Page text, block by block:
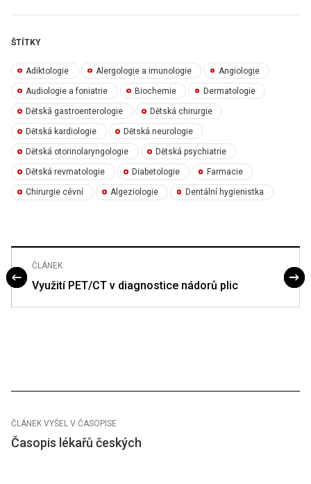
ŠTÍTKY
Adiktologie Alergologie a imunologie Angiologie
Audiologie a foniatrie Biochemie Dermatologie
Dětská gastroenterologie Dětská chirurgie
Dětská kardiologie Dětská neurologie
Dětská otorinolaryngologie Dětská psychiatrie
Dětská revmatologie Diabetologie Farmacie
Chirurgie cévní Algeziologie Dentální hygienistka
ČLÁNEK
Využití PET/CT v diagnostice nádorů plic
ČLÁNEK VYŠEL V ČASOPISE
Časopis lékařů českých